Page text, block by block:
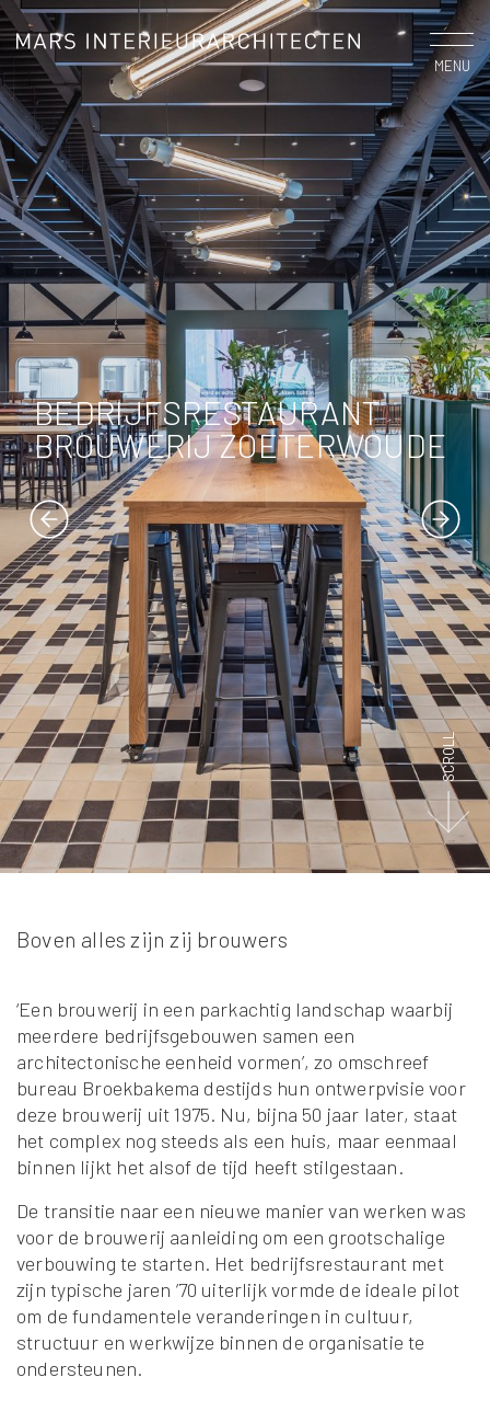
MENU
BEDRIJFSRESTAURANT
BROUWERIJ ZOETERWOUDE
SCROLL
Boven alles zijn zij brouwers
‘Een brouwerij in een parkachtig landschap waarbij
meerdere bedrijfsgebouwen samen een
architectonische eenheid vormen’, zo omschreef
bureau Broekbakema destijds hun ontwerpvisie voor
deze brouwerij uit 1975. Nu, bijna 50 jaar later, staat
het complex nog steeds als een huis, maar eenmaal
binnen lijkt het alsof de tijd heeft stilgestaan.
De transitie naar een nieuwe manier van werken was
voor de brouwerij aanleiding om een grootschalige
verbouwing te starten. Het bedrijfsrestaurant met
zijn typische jaren ’70 uiterlijk vormde de ideale pilot
om de fundamentele veranderingen in cultuur,
structuur en werkwijze binnen de organisatie te
ondersteunen.